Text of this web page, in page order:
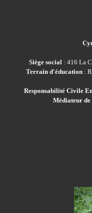
Siège social : 416 La
Terrain d'éducation :
Responsabilité Civile
Médiateur